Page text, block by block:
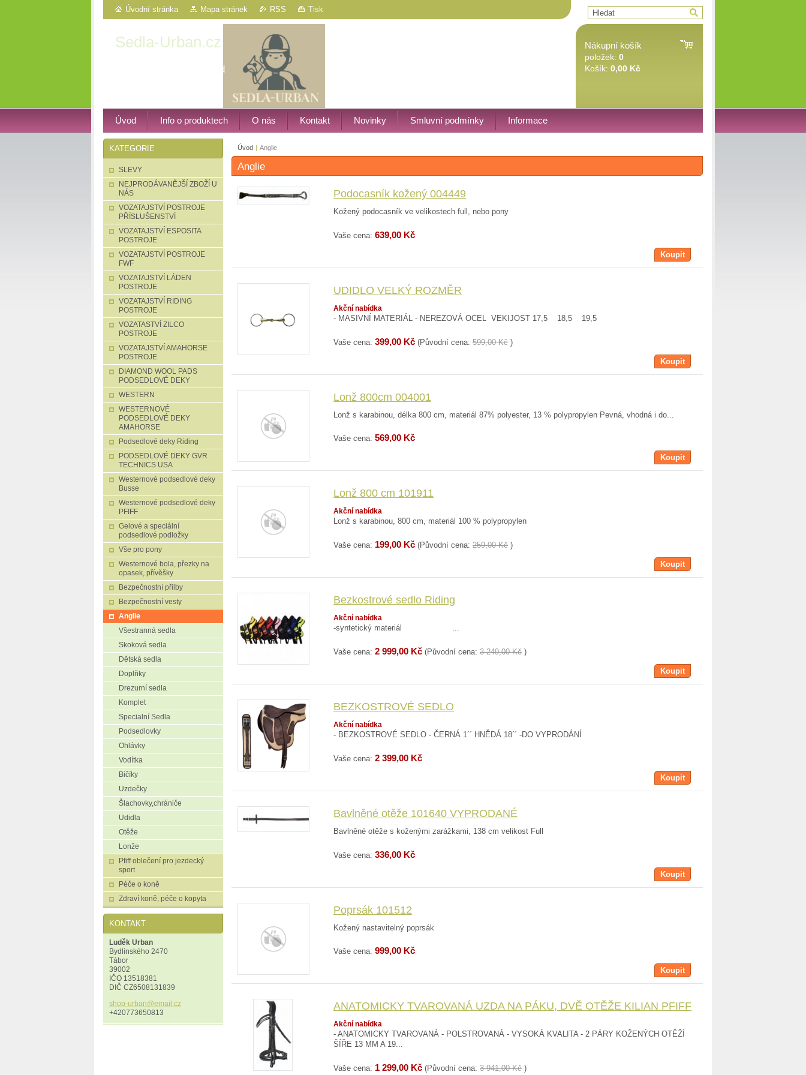
Úvodní stránka Mapa stránek RSS Tisk
Sedla-Urban.cz
Western, vozatajství atd
Nákupní košík
položek: 0
Košík: 0,00 Kč
Úvod Info o produktech O nás Kontakt Novinky Smluvní podmínky Informace
Úvod | Anglie
Anglie
Podocasník kožený 004449
Kožený podocasník ve velikostech full, nebo pony
Vaše cena: 639,00 Kč
Koupit
UDIDLO VELKÝ ROZMĚR
Akční nabídka
- MASIVNÍ MATERIÁL - NEREZOVÁ OCEL VEKIJOST 17,5 18,5 19,5
Vaše cena: 399,00 Kč (Původní cena: 599,00 Kč )
Koupit
Lonž 800cm 004001
Lonž s karabinou, délka 800 cm, materiál 87% polyester, 13 % polypropylen Pevná, vhodná i do...
Vaše cena: 569,00 Kč
Koupit
Lonž 800 cm 101911
Akční nabídka
Lonž s karabinou, 800 cm, materiál 100 % polypropylen
Vaše cena: 199,00 Kč (Původní cena: 259,00 Kč )
Koupit
Bezkostrové sedlo Riding
Akční nabídka
-syntetický materiál ...
Vaše cena: 2 999,00 Kč (Původní cena: 3 249,00 Kč )
Koupit
BEZKOSTROVÉ SEDLO
Akční nabídka
- BEZKOSTROVÉ SEDLO - ČERNÁ 1´´ HNĚDÁ 18´´ -DO VYPRODÁNÍ
Vaše cena: 2 399,00 Kč
Koupit
Bavlněné otěže 101640 VYPRODANÉ
Bavlněné otěže s koženými zarážkami, 138 cm velikost Full
Vaše cena: 336,00 Kč
Koupit
Poprsák 101512
Kožený nastavitelný poprsák
Vaše cena: 999,00 Kč
Koupit
ANATOMICKY TVAROVANÁ UZDA NA PÁKU, DVĚ OTĚŽE KILIAN PFIFF
Akční nabídka
- ANATOMICKY TVAROVANÁ - POLSTROVANÁ - VYSOKÁ KVALITA - 2 PÁRY KOŽENÝCH OTĚŽÍ
ŠÍŘE 13 MM A 19...
Vaše cena: 1 299,00 Kč (Původní cena: 3 941,00 Kč )
KATEGORIE
SLEVY
NEJPRODÁVANĚJŠÍ ZBOŽÍ U
NÁS
VOZATAJSTVÍ POSTROJE
PŘÍSLUŠENSTVÍ
VOZATAJSTVÍ ESPOSITA
POSTROJE
VOZATAJSTVÍ POSTROJE
FWF
VOZATAJSTVÍ LÁDEN
POSTROJE
VOZATAJSTVÍ RIDING
POSTROJE
VOZATASTVÍ ZILCO
POSTROJE
VOZATAJSTVÍ AMAHORSE
POSTROJE
DIAMOND WOOL PADS
PODSEDLOVÉ DEKY
WESTERN
WESTERNOVÉ
PODSEDLOVÉ DEKY
AMAHORSE
Podsedlové deky Riding
PODSEDLOVÉ DEKY GVR
TECHNICS USA
Westernové podsedlové deky
Busse
Westernové podsedlové deky
PFIFF
Gelové a speciální
podsedlové podložky
Vše pro pony
Westernové bola, přezky na
opasek, přívěšky
Bezpečnostní přilby
Bezpečnostní vesty
Anglie
Všestranná sedla
Skoková sedla
Dětská sedla
Doplňky
Drezurní sedla
Komplet
Specialní Sedla
Podsedlovky
Ohlávky
Vodítka
Bičíky
Uzdečky
Šlachovky,chrániče
Udidla
Otěže
Lonže
Pfiff oblečení pro jezdecký
sport
Péče o koně
Zdraví koně, péče o kopyta
KONTAKT
Luděk Urban
Bydlinského 2470
Tábor
39002
IČO 13518381
DIČ CZ6508131839
shop-urban@email .cz
+420773650813